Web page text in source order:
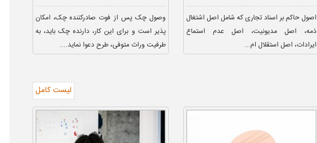
اصول حاکم بر اسناد تجاری که شامل اصل اشتغال
ذمه، اصل مدیونیت، اصل عدم استماع
ایرادات، اصل استقلال ام...
وصول چک پس از فوت صادرکننده چک، امکان
پذیر است و برای این کار، دارنده چک باید، به
طرفیت وراث متوفی، طرح دعوا نماید....
لیست کامل